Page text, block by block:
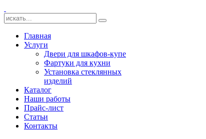
Главная
Услуги
Двери для шкафов-купе
Фартуки для кухни
Установка стеклянных
изделий
Каталог
Наши работы
Прайс-лист
Статьи
Контакты